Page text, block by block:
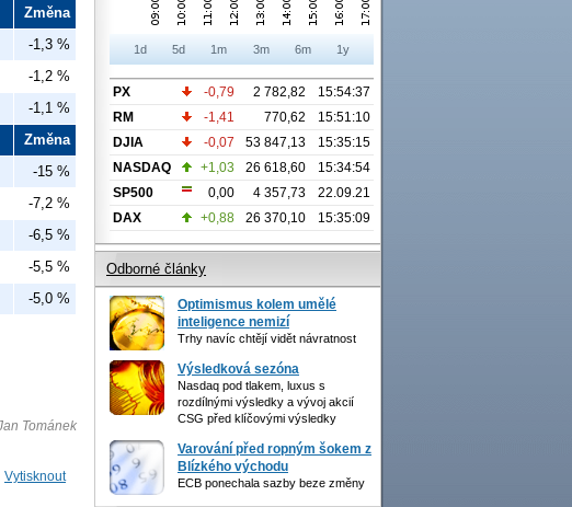
Změna
-1,3 %
-1,2 %
-1,1 %
Změna
-15 %
-7,2 %
-6,5 %
-5,5 %
-5,0 %
Tománek
Vytisknout
1d 5d 1m 3m 6m 1y
PX -0,79 2 782,82
15:54:37
RM
-1,41 770,62
15:51:10
DJIA
-0,07 53 847,13
15:35:15
NASDAQ
+1,03 26 618,60
15:34:54
SP500
0,00 4 357,73
22.09.21
DAX
+0,88 26 370,10 15:35:09
Odborné články
Optimismus kolem umělé
inteligence nemizí
Trhy navíc chtějí vidět návratnost
Výsledková sezóna
Nasdaq pod tlakem, luxus s
rozdílnými výsledky a vývoj akcií
CSG před klíčovými výsledky
Varování před ropným šokem z
Blízkého východu
ECB ponechala sazby beze změny